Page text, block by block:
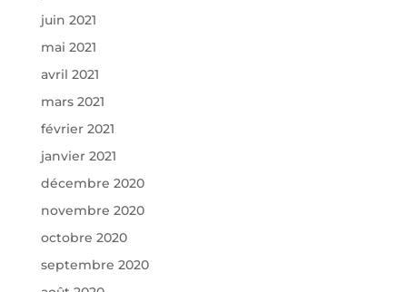
juin 2021
mai 2021
avril 2021
mars 2021
février 2021
janvier 2021
décembre 2020
novembre 2020
octobre 2020
septembre 2020